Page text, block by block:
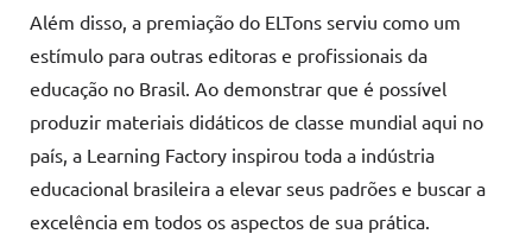
Além disso, a premiação do ELTons serviu como um
estímulo para outras editoras e profissionais da
educação no Brasil. Ao demonstrar que é possível
produzir materiais didáticos de classe mundial aqui no
país, a Learning Factory inspirou toda a indústria
educacional brasileira a elevar seus padrões e buscar a
excelência em todos os aspectos de sua prática.